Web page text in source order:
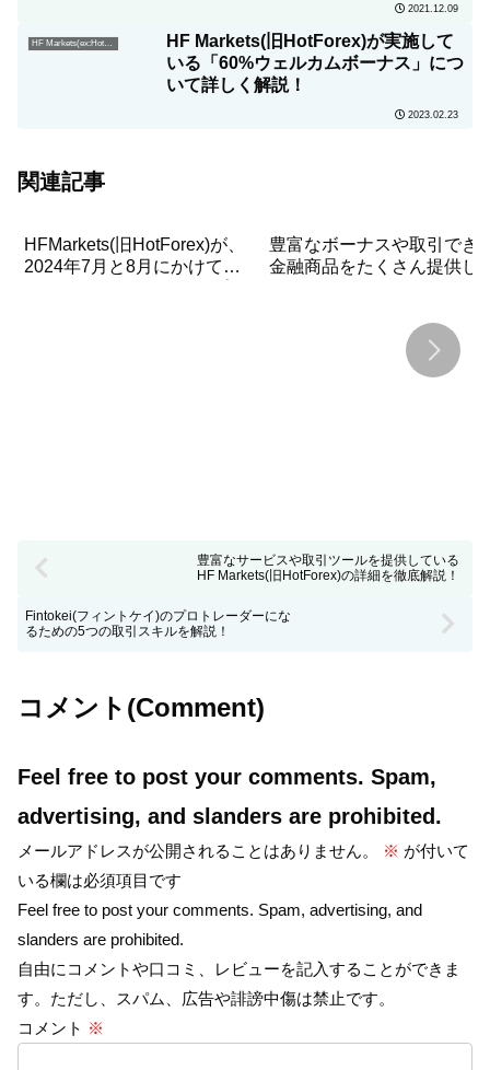
2021.12.09
HF Markets(ex:HotForex)
HF Markets(旧HotForex)が実施して
いる「60%ウェルカムボーナス」につ
いて詳しく解説！
2023.02.23
関連記事
HFMarkets(旧HotForex)が、
2024年7月と8月にかけて
豊富なボーナスや取引でき
金融商品をたくさん提供し
豊富なサービスや取引ツールを提供している
HF Markets(旧HotForex)の詳細を徹底解説！
Fintokei(フィントケイ)のプロトレーダーにな
るための5つの取引スキルを解説！
コメント(Comment)
Feel free to post your comments. Spam,
advertising, and slanders are prohibited.
メールアドレスが公開されることはありません。 ※ が付いて
いる欄は必須項目です
Feel free to post your comments. Spam, advertising, and
slanders are prohibited.
自由にコメントや口コミ、レビューを記入することができま
す。ただし、スパム、広告や誹謗中傷は禁止です。
コメント ※